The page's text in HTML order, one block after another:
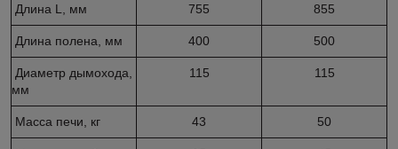
Длина L, мм 755 855
Длина полена, мм 400 500
Диаметр дымохода,
мм
115 115
Масса печи, кг 43 50